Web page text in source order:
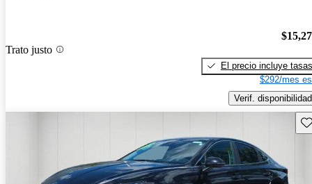
Trato justo
El precio incluye tasas
$292/mes
Verif. disponibilidad